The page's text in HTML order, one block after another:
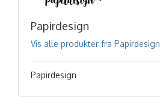
Papirdesign
Vis alle produkter fra Papirdesign
Papirdesign